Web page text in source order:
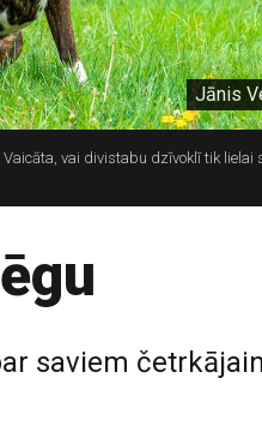
Jānis
vai divistabu dzīvoklī tik lielai
saviem